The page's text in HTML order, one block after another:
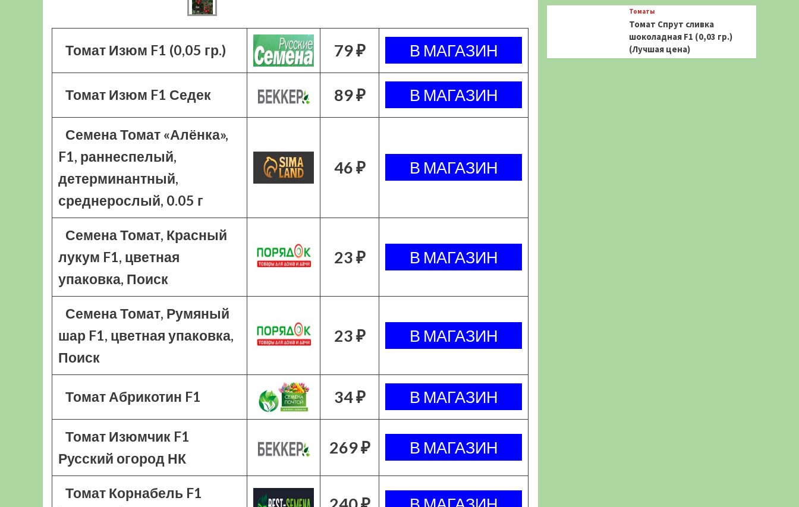
Томат Изюм F1 (0,05 гр.) 79 ₽
Томат Изюм F1 Седек 89 ₽
Семена Томат «Алёнка»,
F1, раннеспелый,
детерминантный,
среднерослый, 0.05 г
46 ₽
Семена Томат, Красный
лукум F1, цветная
упаковка, Поиск
23 ₽
Семена Томат, Румяный
шар F1, цветная упаковка,
Поиск
23 ₽
Томат Абрикотин F1 34 ₽
Томат Изюмчик F1
Русский огород НК
269 ₽
Томат Корнабель F1
Томаты
Томат Спрут сливка
шоколадная F1 (0,03 гр.)
(Лучшая цена)